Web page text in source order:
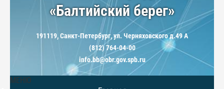
«Балтийский берег»
191119, Санкт-Петербург, ул. Черняховского д.49 А
(812) 764-04-00
info.bb@obr.gov.spb.ru
МЕНЮ